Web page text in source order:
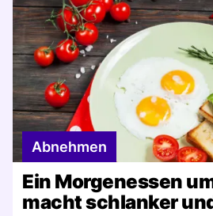
Abnehmen
Ein Morgenessen
macht schlanker